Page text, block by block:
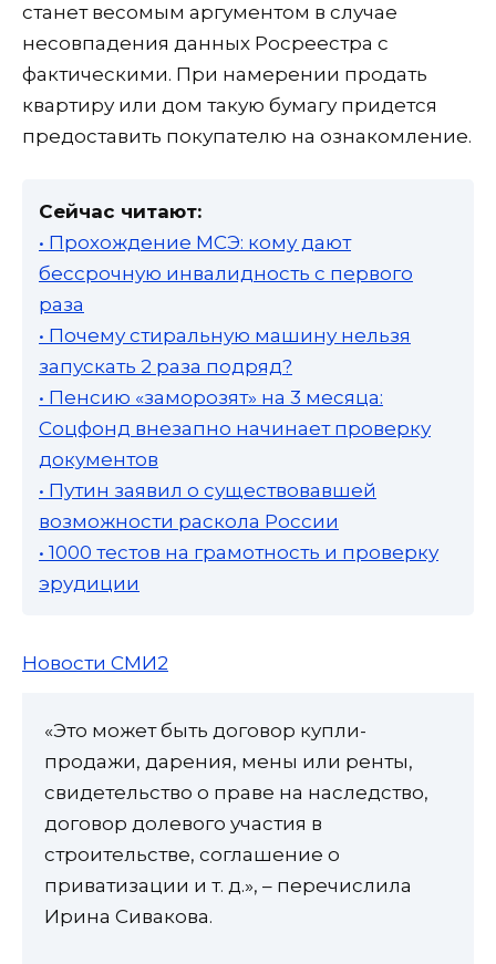
станет весомым аргументом в случае
несовпадения данных Росреестра с
фактическими. При намерении продать
квартиру или дом такую бумагу придется
предоставить покупателю на ознакомление.
Сейчас читают:
• Прохождение МСЭ: кому дают
бессрочную инвалидность с первого
раза
• Почему стиральную машину нельзя
запускать 2 раза подряд?
• Пенсию «заморозят» на 3 месяца:
Соцфонд внезапно начинает проверку
документов
• Путин заявил о существовавшей
возможности раскола России
• 1000 тестов на грамотность и проверку
эрудиции
Новости СМИ2
«Это может быть договор купли-
продажи, дарения, мены или ренты,
свидетельство о праве на наследство,
договор долевого участия в
строительстве, соглашение о
приватизации и т. д.», – перечислила
Ирина Сивакова.